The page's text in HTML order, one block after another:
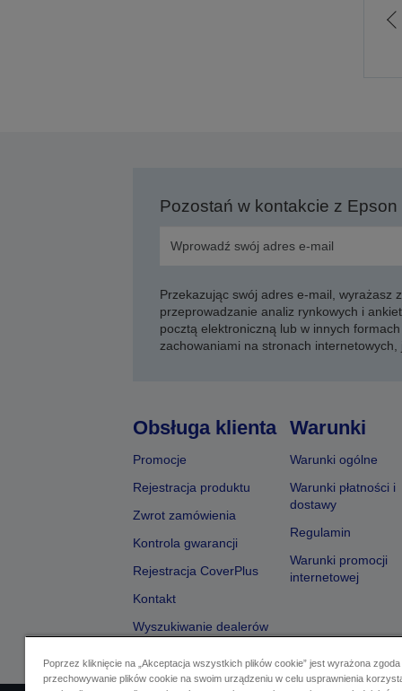
Pozostań w kontakcie z Epson
Przekazując swój adres e-mail, wyrażasz
przeprowadzanie analiz rynkowych i
pocztą elektroniczną lub w innych
zachowaniami na stronach internetowych,
Obsługa klienta
Promocje
Rejestracja produktu
Zwrot zamówienia
Kontrola gwarancji
Rejestracja CoverPlus
Kontakt
Wyszukiwanie dealerów
Warunki
Warunki ogólne
Warunki płatności i
dostawy
Regulamin
Warunki promocji
internetowej
Poprzez kliknięcie na „Akceptacja wszystkich plików cookie” jest wyrażona zgoda
przechowywanie plików cookie na swoim urządzeniu w celu usprawnienia